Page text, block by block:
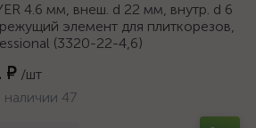
4.6 мм, внеш. d 22 мм, внутр. d 6
элемент для плиткорезов,
(3320-22-4,6)
₽ /шт
наличии 47